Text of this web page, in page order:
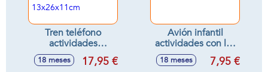
Tren teléfono
actividades
infantiles 3 en 1,
tren, teléfono y
18 meses 17,95 €
Avión infantil
actividades con luz
y sonidos
17x11x10cm -
18 meses 7,95 €